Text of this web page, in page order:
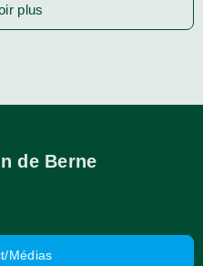
plus
de Berne
Médias